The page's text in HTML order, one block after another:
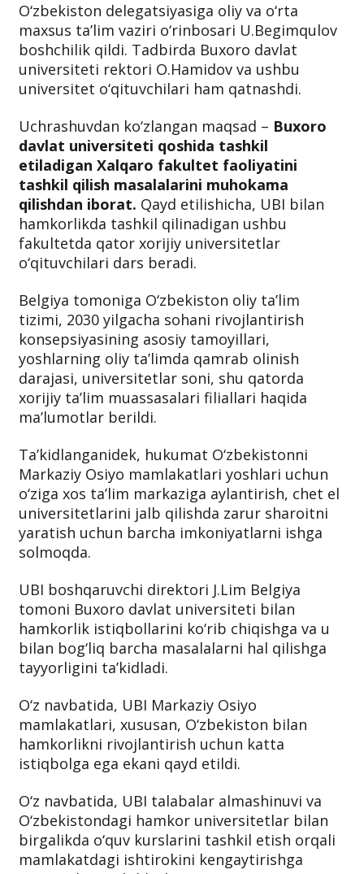
O‘zbekiston delegatsiyasiga oliy va o‘rta
maxsus ta’lim vaziri o‘rinbosari U.Begimqulov
boshchilik qildi. Tadbirda Buxoro davlat
universiteti rektori O.Hamidov va ushbu
universitet o‘qituvchilari ham qatnashdi.
Uchrashuvdan ko‘zlangan maqsad – Buxoro
davlat universiteti qoshida tashkil
etiladigan Xalqaro fakultet faoliyatini
tashkil qilish masalalarini muhokama
qilishdan iborat. Qayd etilishicha, UBI bilan
hamkorlikda tashkil qilinadigan ushbu
fakultetda qator xorijiy universitetlar
o‘qituvchilari dars beradi.
Belgiya tomoniga O‘zbekiston oliy ta’lim
tizimi, 2030 yilgacha sohani rivojlantirish
konsepsiyasining asosiy tamoyillari,
yoshlarning oliy ta’limda qamrab olinish
darajasi, universitetlar soni, shu qatorda
xorijiy ta’lim muassasalari filiallari haqida
ma’lumotlar berildi.
Ta’kidlanganidek, hukumat O‘zbekistonni
Markaziy Osiyo mamlakatlari yoshlari uchun
o‘ziga xos ta’lim markaziga aylantirish, chet el
universitetlarini jalb qilishda zarur sharoitni
yaratish uchun barcha imkoniyatlarni ishga
solmoqda.
UBI boshqaruvchi direktori J.Lim Belgiya
tomoni Buxoro davlat universiteti bilan
hamkorlik istiqbollarini ko‘rib chiqishga va u
bilan bog‘liq barcha masalalarni hal qilishga
tayyorligini ta’kidladi.
O‘z navbatida, UBI Markaziy Osiyo
mamlakatlari, xususan, O‘zbekiston bilan
hamkorlikni rivojlantirish uchun katta
istiqbolga ega ekani qayd etildi.
O‘z navbatida, UBI talabalar almashinuvi va
O‘zbekistondagi hamkor universitetlar bilan
birgalikda o‘quv kurslarini tashkil etish orqali
mamlakatdagi ishtirokini kengaytirishga